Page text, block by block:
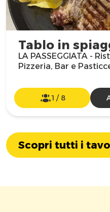
Tablo in
LA PASSEGGIATA -
Pizzeria, Bar e
1 / 8
Scopri tutti i